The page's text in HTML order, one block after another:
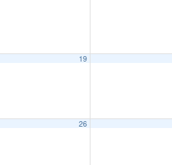
19
26